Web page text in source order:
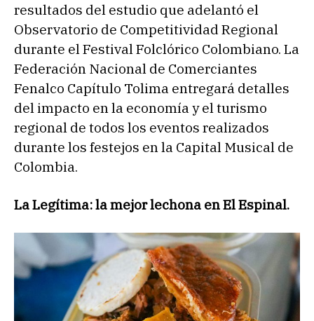
resultados del estudio que adelantó el
Observatorio de Competitividad Regional
durante el Festival Folclórico Colombiano. La
Federación Nacional de Comerciantes
Fenalco Capítulo Tolima entregará detalles
del impacto en la economía y el turismo
regional de todos los eventos realizados
durante los festejos en la Capital Musical de
Colombia.
La Legítima: la mejor lechona en El Espinal.